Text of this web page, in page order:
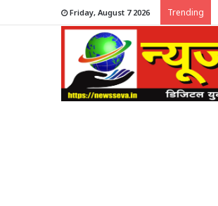
Friday, August 7 2026 Trending